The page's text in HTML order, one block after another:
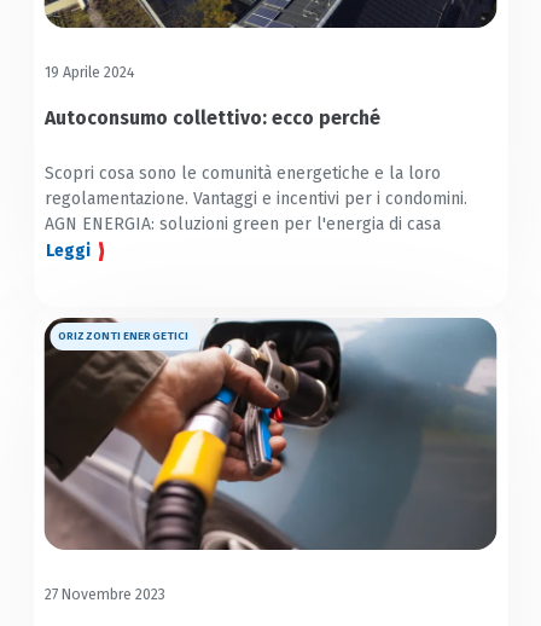
19 Aprile 2024
Autoconsumo collettivo: ecco perché
Scopri cosa sono le comunità energetiche e la loro
regolamentazione. Vantaggi e incentivi per i condomini.
AGN ENERGIA: soluzioni green per l'energia di casa
Leggi
ORIZZONTI ENERGETICI
27 Novembre 2023